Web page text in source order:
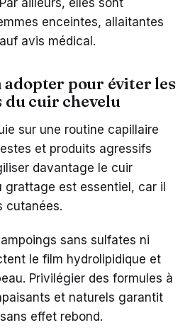
ailleurs, elles sont
enceintes, allaitantes
avis médical.
adopter pour éviter les
du cuir chevelu
sur une routine capillaire
et produits agressifs
davantage le cuir
grattage est essentiel, car il
cutanées.
sans sulfates ni
le film hydrolipidique et
Privilégier des formules à
et naturels garantit
effet rebond.